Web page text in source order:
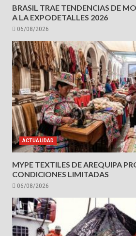
BRASIL TRAE TENDENCIAS DE
A LA EXPODETALLES 2026
06/08/2026
ACTUALIDAD
MYPE TEXTILES DE AREQUIPA
CONDICIONES LIMITADAS
06/08/2026